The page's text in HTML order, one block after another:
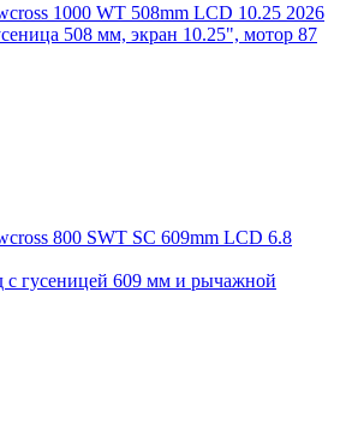
1000 WT 508mm LCD 10.25 2026
508 мм, экран 10.25", мотор 87
800 SWT SC 609mm LCD 6.8
с гусеницей 609 мм и рычажной